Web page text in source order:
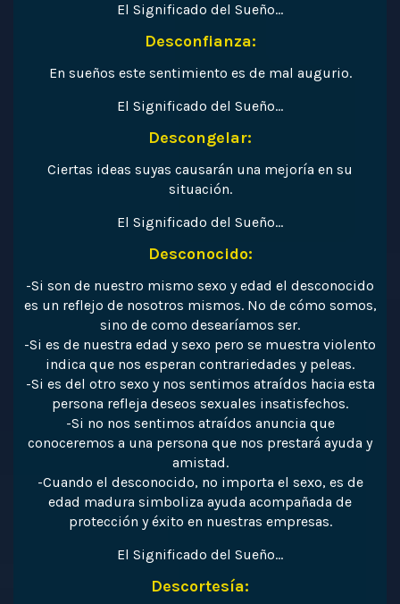
El Significado del Sueño…
Desconfianza:
En sueños este sentimiento es de mal augurio.
El Significado del Sueño…
Descongelar:
Ciertas ideas suyas causarán una mejoría en su
situación.
El Significado del Sueño…
Desconocido:
-Si son de nuestro mismo sexo y edad el desconocido
es un reflejo de nosotros mismos. No de cómo somos,
sino de como desearíamos ser.
-Si es de nuestra edad y sexo pero se muestra violento
indica que nos esperan contrariedades y peleas.
-Si es del otro sexo y nos sentimos atraídos hacia esta
persona refleja deseos sexuales insatisfechos.
-Si no nos sentimos atraídos anuncia que
conoceremos a una persona que nos prestará ayuda y
amistad.
-Cuando el desconocido, no importa el sexo, es de
edad madura simboliza ayuda acompañada de
protección y éxito en nuestras empresas.
El Significado del Sueño…
Descortesía: